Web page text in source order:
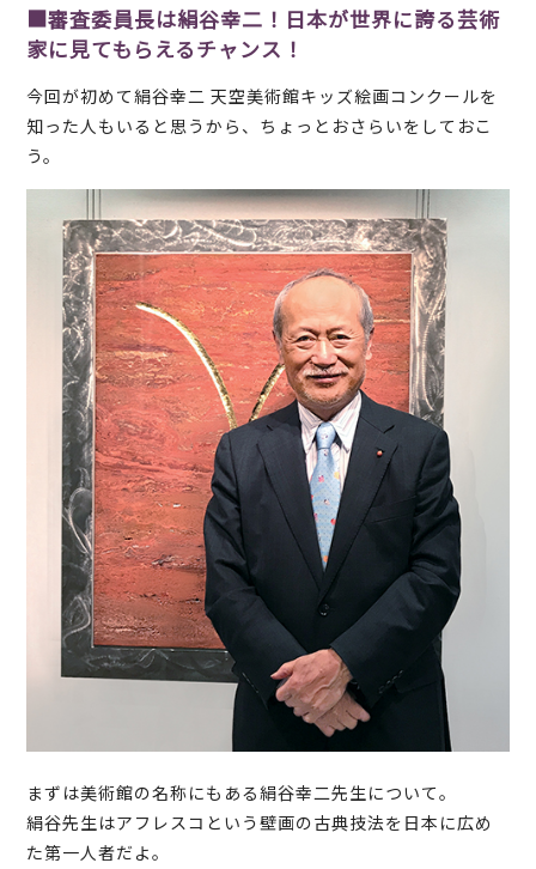
■審査委員長は絹谷幸二！日本が世界に誇る芸術
家に見てもらえるチャンス！
今回が初めて絹谷幸二 天空美術館キッズ絵画コンクールを
知った人もいると思うから、ちょっとおさらいをしておこ
う。
まずは美術館の名称にもある絹谷幸二先生について。
絹谷先生はアフレスコという壁画の古典技法を日本に広め
た第一人者だよ。